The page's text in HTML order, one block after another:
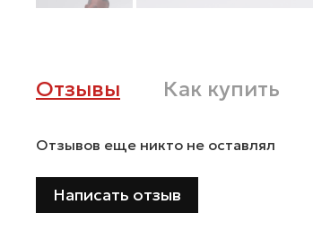
Отзывы Как купить
Отзывов еще никто не оставлял
Написать отзыв